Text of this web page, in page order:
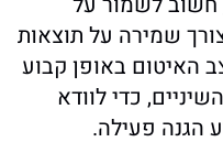
שמירה על תוצאות
האיטום באופן קבוע
כדי לוודא
הגנה פעילה.